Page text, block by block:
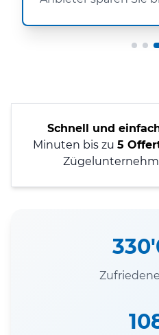
Schnell und
Minuten bis zu 5